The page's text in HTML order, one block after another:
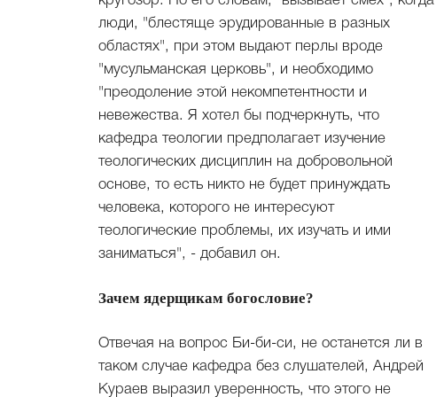
люди, "блестяще эрудированные в разных
областях", при этом выдают перлы вроде
"мусульманская церковь", и необходимо
"преодоление этой некомпетентности и
невежества. Я хотел бы подчеркнуть, что
кафедра теологии предполагает изучение
теологических дисциплин на добровольной
основе, то есть никто не будет принуждать
человека, которого не интересуют
теологические проблемы, их изучать и ими
заниматься", - добавил он.
Зачем ядерщикам богословие?
Отвечая на вопрос Би-би-си, не останется ли в
таком случае кафедра без слушателей, Андрей
Кураев выразил уверенность, что этого не